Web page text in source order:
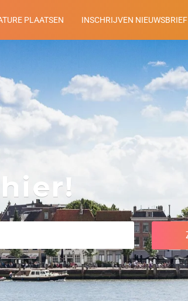
PLAATSEN INSCHRIJVEN NIEUWSBRIEF